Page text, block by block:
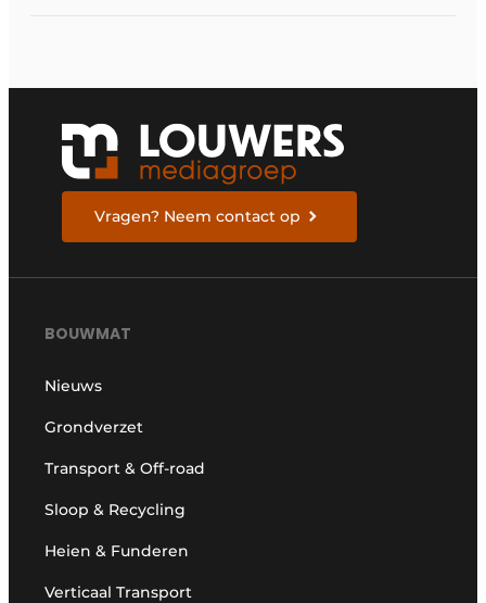
Vragen? Neem contact op
BOUWMAT
Nieuws
Grondverzet
Transport & Off-road
Sloop & Recycling
Heien & Funderen
Verticaal Transport